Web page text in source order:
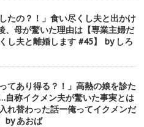
たの？！」食い尽くし夫と出かけ
、母が驚いた理由は【専業主婦だ
し夫と離婚します #45】 by しろ
てあり得る？！」高熱の娘を診た
自称イクメン夫が驚いた事実とは
れ替わった話ー俺ってイクメンだ
by あおば